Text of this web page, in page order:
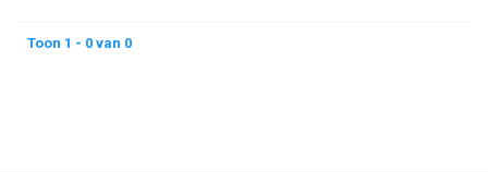
Toon 1 - 0 van 0